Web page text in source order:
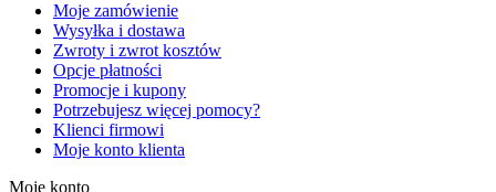
Moje zamówienie
Wysyłka i dostawa
Zwroty i zwrot kosztów
Opcje płatności
Promocje i kupony
Potrzebujesz więcej pomocy?
Klienci firmowi
Moje konto klienta
Moje konto